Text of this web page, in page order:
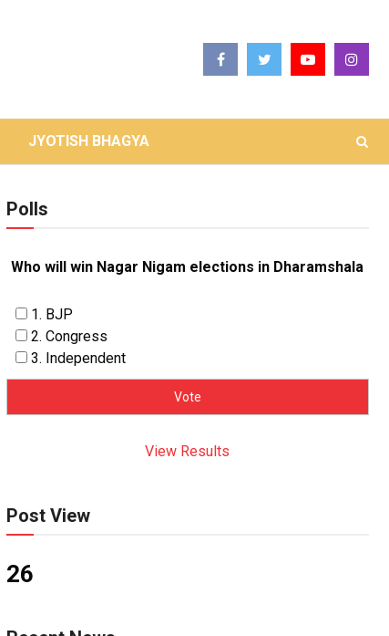
JYOTISH BHAGYA
Polls
Who will win Nagar Nigam elections in Dharamshala
1. BJP
2. Congress
3. Independent
View Results
Post View
26